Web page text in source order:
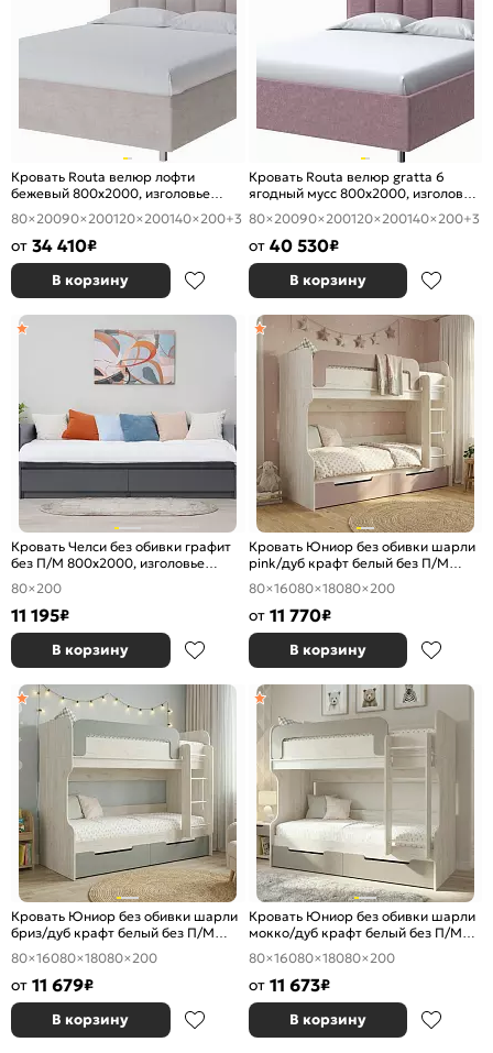
Кровать Routa велюр лофти
бежевый 800x2000, изголовье
мягкое
80×20090×200120×200140×200+3
от 34 410₽
В корзину
Кровать Routa велюр gratta 6
ягодный мусс 800x2000, изголовье
мягкое
80×20090×200120×200140×200+3
от 40 530₽
В корзину
Кровать Челси без обивки графит
без П/М 800x2000, изголовье
жесткое
80×200
11 195₽
В корзину
Кровать Юниор без обивки шарли
pink/дуб крафт белый без П/М
800x2000, изголовье жесткое
80×16080×18080×200
от 11 770₽
В корзину
Кровать Юниор без обивки шарли
бриз/дуб крафт белый без П/М
800x2000, изголовье жесткое
80×16080×18080×200
от 11 679₽
В корзину
Кровать Юниор без обивки шарли
мокко/дуб крафт белый без П/М
800x2000, изголовье жесткое
80×16080×18080×200
от 11 673₽
В корзину